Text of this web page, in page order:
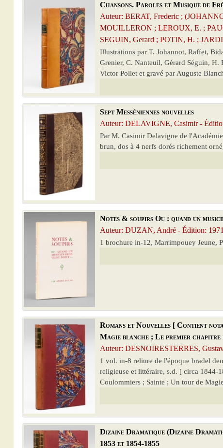
Chansons. Paroles et Musique de
Auteur: BERAT, Frederic ;
MOUILLERON ; LEROUX, E. ;
SEGUIN, Gerard ; POTIN, H. ;
Illustrations par T. Johannot, Raffet,
Grenier, C. Nanteuil, Gérard Séguin, H.
Victor Pollet et gravé par Auguste
Sept Messéniennes nouvelles
Auteur: DELAVIGNE, Casimir -
Par M. Casimir Delavigne de
brun, dos à 4 nerfs dorés richement
Notes & soupirs Ou : quand un
Auteur: DUZAN, André - Édition: 1971
1 brochure in-12, Marrimpouey Jeune,
Romans et Nouvelles [ Contient
Magie blanche ; Le premier
Auteur: DESNOIRESTERRES,
1 vol. in-8 reliure de l'époque bradel
religieuse et littéraire, s.d. [ circa 1844-
Coulommiers ; Sainte ; Un tour de
Dizaine Dramatique (Dizaine
1853 et 1854-1855